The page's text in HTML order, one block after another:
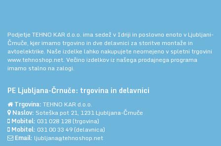
Podjetje TEHNO KAR d.o.o. ima sedež v Idriji in poslovno enoto v Ljubljani-
Črnuče, kjer imamo trgovino in dve delavnici za storitve montaže in
avtoelektrike. Naše izdelke lahko nakupujete neomejeno v spletni trgovini
www.tehnoshop.net. Večino izdelkov iz našega prodajnega programa
imamo stalno na zalogi.
PE Ljubljana-Črnuče: trgovina in delavnici
Trgovina: TEHNO KAR d.o.o.
Naslov: Soteška pot 21, 1231 Ljubljana-Črnuče
Mobitel: 031 028 128 (trgovina)
Mobitel: 031 00 33 49 (delavnica)
Email: ljubljana@tehnoshop.net